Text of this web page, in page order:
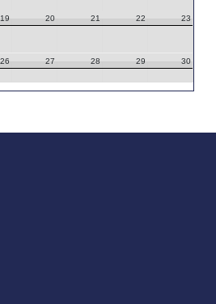
19 20 21 22 23
26 27 28 29 30